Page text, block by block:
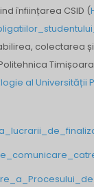
înființarea CSID (
colectarea
al Universității